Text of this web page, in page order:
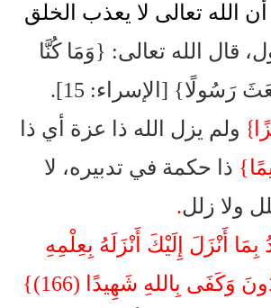
الله تعالى لا يعذب الخلق
قال الله تعالى: {وَمَا كُنَّا
رَسُولًا} [الإسراء: 15].
} ولم يزل الله ذا عزة أي ذا
ذا حكمة في تدبيره، لا
ولا زلل.
أَنْزَلَ إِلَيْكَ أَنْزَلَهُ بِعِلْمِهِ
وَكَفَى بِاللهِ شَهِيدًا (166)}